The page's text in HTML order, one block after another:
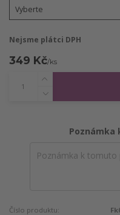
Nejsme plátci DPH
349 Kč/ks
Číslo produktu: